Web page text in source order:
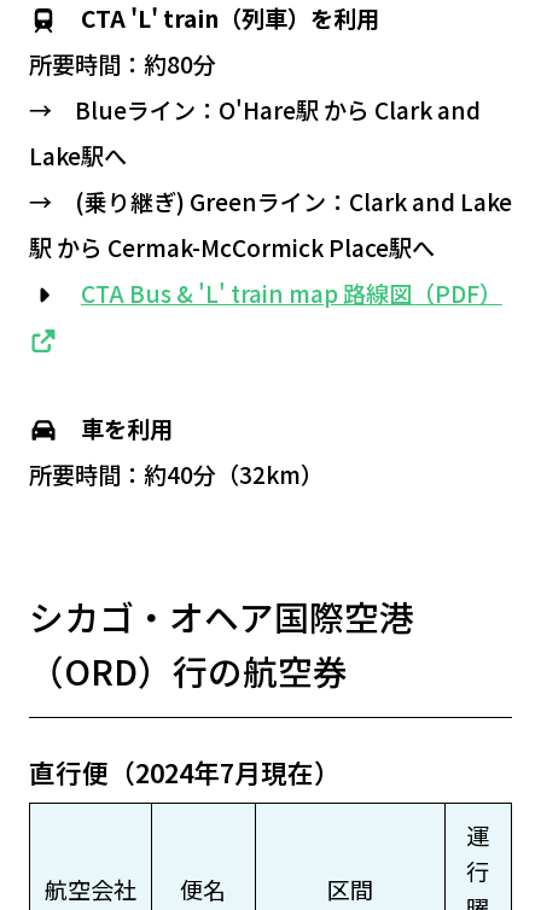
CTA 'L' train（列車）を利用
所要時間：約80分
→ Blueライン：O'Hare駅 から Clark and
Lake駅へ
→ (乗り継ぎ) Greenライン：Clark and Lake
駅 から Cermak-McCormick Place駅へ
CTA Bus & 'L' train map 路線図（PDF）
車を利用
所要時間：約40分（32km）
シカゴ・オヘア国際空港
（ORD）行の航空券
直行便（2024年7月現在）
航空会社 便名 区間
運
行